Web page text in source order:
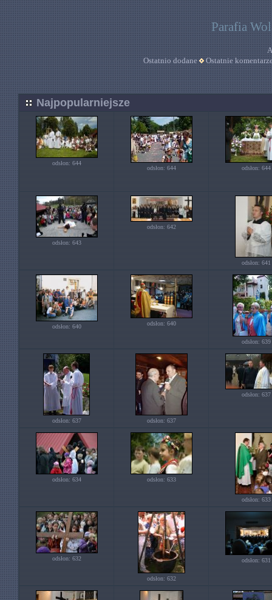
Parafia
Ostatnio dodane
Ostatnie
Najpopularniejsze
odsłon: 644
odsłon: 644 odsłon: 644
odsłon: 643
odsłon: 642
odsłon: 641
odsłon: 640 odsłon: 640
odsłon: 639
odsłon: 637 odsłon: 637
odsłon: 637
odsłon: 634 odsłon: 633
odsłon: 633
odsłon: 632
odsłon: 632
odsłon: 631